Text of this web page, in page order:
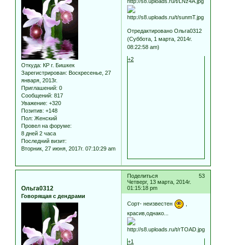
Откуда: КР г. Бишкек
Зарегистрирован: Воскресенье, 27
января, 2013г.
Приглашений: 0
Сообщений: 817
Уважение: +320
Позитив: +148
Пол: Женский
Провел на форуме:
8 дней 2 часа
Последний визит:
Вторник, 27 июня, 2017г. 07:10:29 am
Отредактировано Ольга0312
(Суббота, 1 марта, 2014г.
08:22:58 am)
+2
Поделиться
53
Четверг, 13 марта, 2014г.
01:15:18 pm
Ольга0312
Говорящая с дендрами
Сорт- неизвестен
красив,однако...
+1